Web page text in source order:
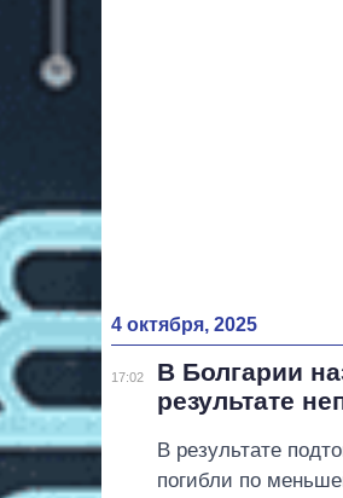
4 октября, 2025
17:02
В Болгарии
результате
В результате
погибли по